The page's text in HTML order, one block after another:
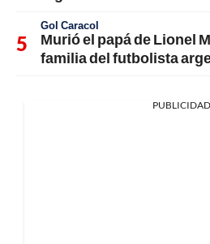
Gol Caracol
Murió el papá de Lionel
familia del futbolista
PUBLICIDAD